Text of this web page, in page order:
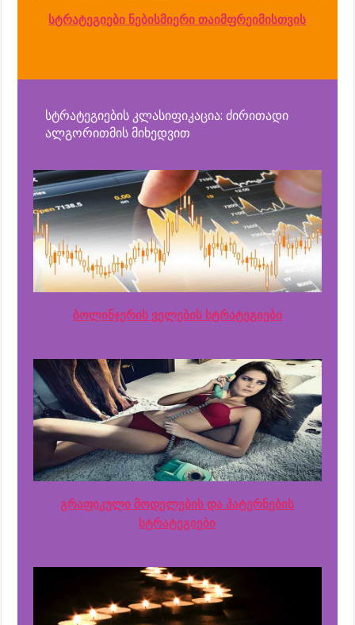
სტრატეგიები ნებისმიერი თაიმფრეიმისთვის
სტრატეგიების კლასიფიკაცია: ძირითადი
ალგორითმის მიხედვით
ბოლინჯერის ველების სტრატეგიები
გრაფიკული მოდელების და პატერნების
სტრატეგიები